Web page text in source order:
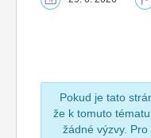
Pokud je tato
že k tomuto
žádné výzvy.